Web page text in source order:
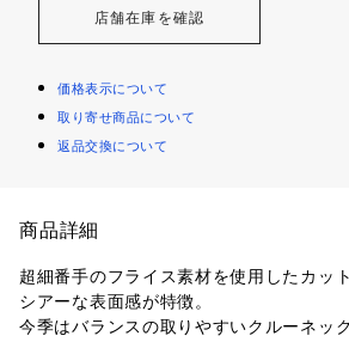
店舗在庫を確認
価格表示について
取り寄せ商品について
返品交換について
商品詳細
超細番手のフライス素材を使用したカッ
シアーな表面感が特徴。
今季はバランスの取りやすいクルーネッ